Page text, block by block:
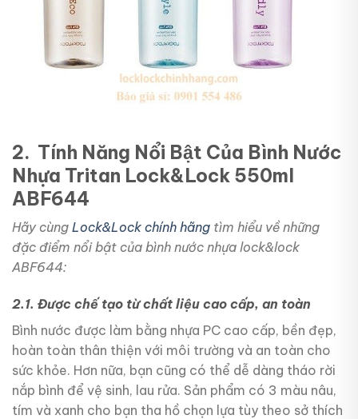
2. Tính Năng Nổi Bật Của Bình Nước
Nhựa Tritan Lock&Lock 550ml
ABF644
Hãy cùng Lock&Lock chính hãng tìm hiểu về những
đặc điểm nổi bật của bình nước nhựa lock&lock
ABF644:
2.1. Được chế tạo từ chất liệu cao cấp, an toàn
Bình nước được làm bằng nhựa PC cao cấp, bền đẹp,
hoàn toàn thân thiện với môi trường và an toàn cho
sức khỏe. Hơn nữa, bạn cũng có thể dễ dàng tháo rời
nắp bình để vệ sinh, lau rửa. Sản phẩm có 3 màu nâu,
tím và xanh cho bạn tha hồ chọn lựa tùy theo sở thích